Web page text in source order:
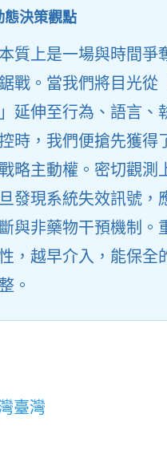
態決策觀點
質上是一場與時間爭
戰。當我們將目光從
延伸至行為、語言、
時，我們便搶先獲得
略主動權。密切觀測
發現系統失效訊號，
與非藥物干預機制。
，越早介入，能保全
。
臺灣